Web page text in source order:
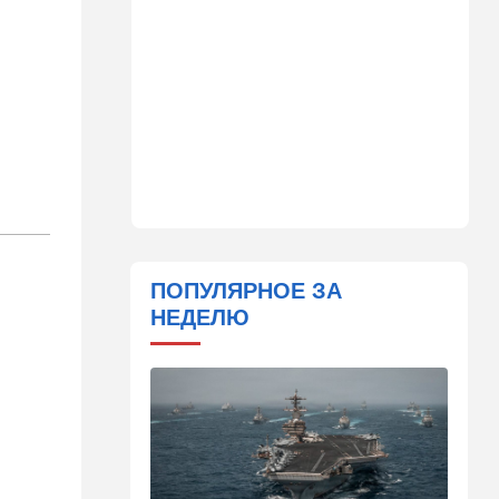
10:40 Израиль
10:36 Израиль
Три пожара за минуты в
Рамат-Гане: подозрение на
поджог
ПОПУЛЯРНОЕ ЗА
НЕДЕЛЮ